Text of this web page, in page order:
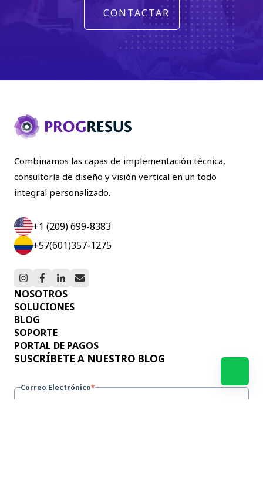
CONTACTAR
Combinamos las capas de implementación técnica,
consultoría de diseño y visión vertical en un todo
integral personalizado.
+1 (209) 699-8383
+57(601)357-1275
NOSOTROS
SOLUCIONES
BLOG
SOPORTE
PORTAL DE PAGOS
SUSCRÍBETE A NUESTRO BLOG
Correo Electrónico*